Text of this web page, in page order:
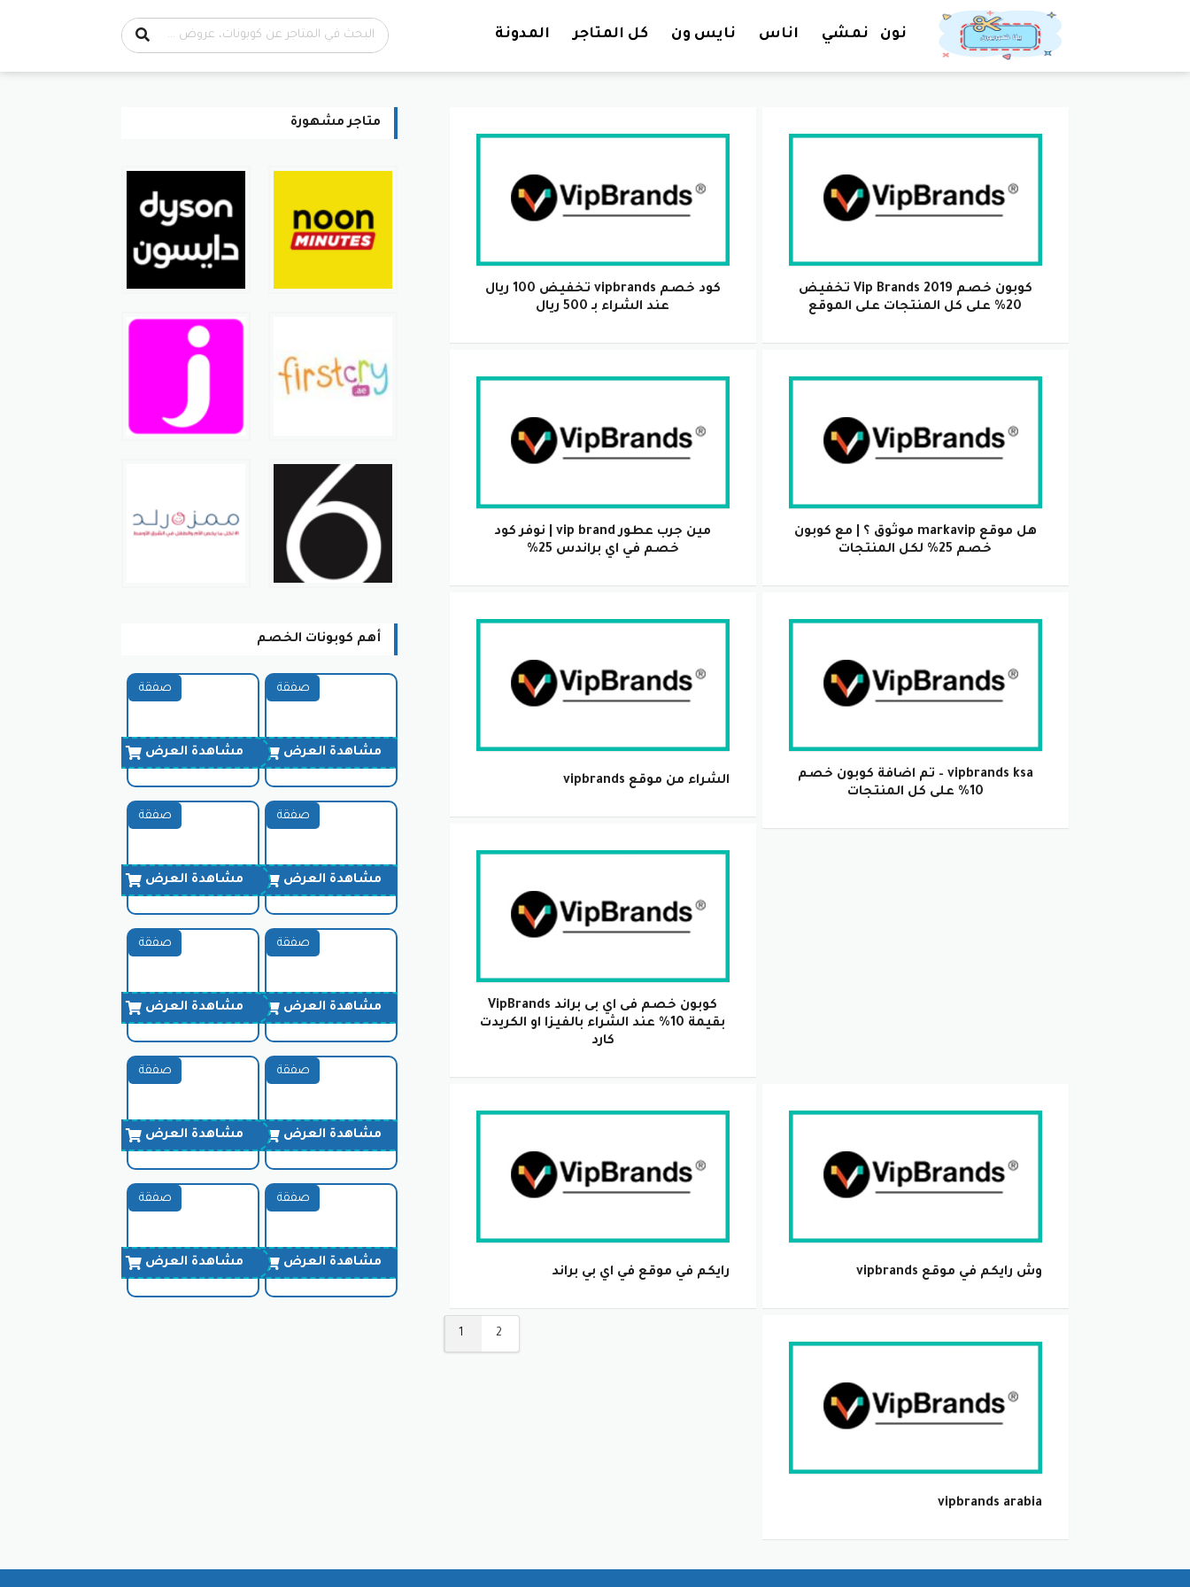
نون نمشي اناس نايس ون كل المتاجر المدونة
كوبون خصم Vip Brands 2019 تخفيض
20% على كل المنتجات على الموقع
كود خصم vipbrands تخفيض 100 ريال
عند الشراء بـ 500 ريال
هل موقع markavip موثوق ؟ | مع كوبون
خصم 25% لكل المنتجات
مين جرب عطور vip brand | نوفر كود
خصم في اي براندس 25%
vipbrands ksa – تم اضافة كوبون خصم
10% على كل المنتجات
الشراء من موقع vipbrands
كوبون خصم فى اي بى براند VipBrands
بقيمة 10% عند الشراء بالفيزا او الكريدت
كارد
وش رايكم في موقع vipbrands رايكم في موقع في اي بي براند
vipbrands arabia
1 2
متاجر مشهورة
أهم كوبونات الخصم
صفقة
مشاهدة العرض
صفقة
مشاهدة العرض
صفقة
مشاهدة العرض
صفقة
مشاهدة العرض
صفقة
مشاهدة العرض
صفقة
مشاهدة العرض
صفقة
مشاهدة العرض
صفقة
مشاهدة العرض
صفقة
مشاهدة العرض
صفقة
مشاهدة العرض